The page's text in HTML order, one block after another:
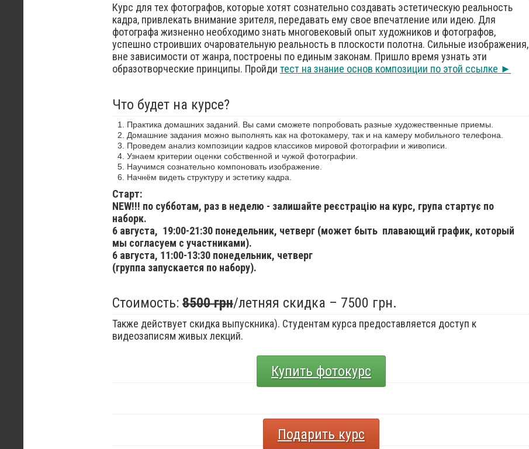
Курс для тех фотографов, которые хотят сознательно создавать эстетическую реальность
кадра, привлекать внимание зрителя, передавать ему свое впечатление или идею. Для
фотографа жизненно необходимо знать многовековый опыт художников и фотографов,
успешно строивших очаровательную реальность в плоскости полотна. Сильные изображения,
вне зависимости от жанра, построены по единым законам. Пришло время узнать эти
образотворческие принципы. Пройди тест на знание основ композиции по этой ссылке ►
Что будет на курсе?
Практика домашних заданий. Вы сами сможете попробовать разные художественные приемы.
Домашние задания можно выполнять как на фотокамеру, так и на камеру мобильного телефона.
Проведем анализ композиции кадров классиков мировой фотографии и живописи.
Узнаем критерии оценки собственной и чужой фотографии.
Научимся сознательно компоновать изображение.
Начнём видеть структуру и эстетику кадра.
Старт:
NEW!!! по субботам, раз в неделю - залишайте реєстрацію на курс, група стартує по
наборк.
6 августа, 19:00-21:30 понедельник, четверг (может быть плавающий график, который
мы согласуем с участниками).
6 августа, 11:00-13:30 понедельник, четверг
(группа запускается по набору).
Стоимость: 8500 грн/летняя скидка – 7500 грн.
Также действует скидка выпускника). Студентам курса предоставляется доступ к
видеозаписям живых лекций.
Купить фотокурс
Подарить курс